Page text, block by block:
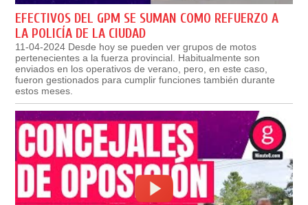
EFECTIVOS DEL GPM SE SUMAN COMO REFUERZO A
LA POLICÍA DE LA CIUDAD
11-04-2024 Desde hoy se pueden ver grupos de motos
pertenecientes a la fuerza provincial. Habitualmente son
enviados en los operativos de verano, pero, en este caso,
fueron gestionados para cumplir funciones también durante
estos meses.